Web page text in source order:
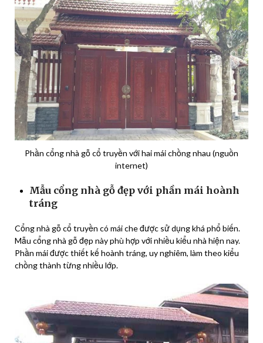
Phần cổng nhà gỗ cổ truyền với hai mái chồng nhau (nguồn
internet)
Mẫu cổng nhà gỗ đẹp với phần mái hoành
tráng
Cổng nhà gỗ cổ truyền có mái che được sử dụng khá phổ biến.
Mẫu cổng nhà gỗ đẹp này phù hợp với nhiều kiểu nhà hiện nay.
Phần mái được thiết kế hoành tráng, uy nghiêm, làm theo kiểu
chồng thành từng nhiều lớp.